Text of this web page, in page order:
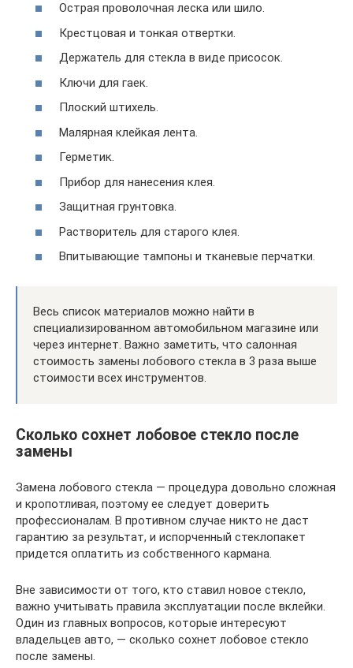
Острая проволочная леска или шило.
Крестцовая и тонкая отвертки.
Держатель для стекла в виде присосок.
Ключи для гаек.
Плоский штихель.
Малярная клейкая лента.
Герметик.
Прибор для нанесения клея.
Защитная грунтовка.
Растворитель для старого клея.
Впитывающие тампоны и тканевые перчатки.
Весь список материалов можно найти в
специализированном автомобильном магазине или
через интернет. Важно заметить, что салонная
стоимость замены лобового стекла в 3 раза выше
стоимости всех инструментов.
Сколько сохнет лобовое стекло после
замены
Замена лобового стекла — процедура довольно сложная
и кропотливая, поэтому ее следует доверить
профессионалам. В противном случае никто не даст
гарантию за результат, и испорченный стеклопакет
придется оплатить из собственного кармана.
Вне зависимости от того, кто ставил новое стекло,
важно учитывать правила эксплуатации после вклейки.
Один из главных вопросов, которые интересуют
владельцев авто, — сколько сохнет лобовое стекло
после замены.